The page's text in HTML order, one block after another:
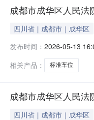
成都市成华区人民
四川省｜成都市｜成华区
发布时间： 2026-05-13
相关产品：
标准车位
成都市成华区人民
四川省｜成都市｜成华区